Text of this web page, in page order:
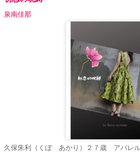
泉南佳那
久保朱利（くぼ あかり）２７歳 アパレ